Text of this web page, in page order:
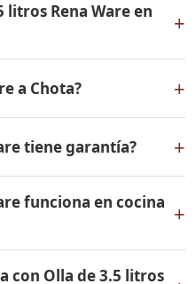
litros Rena Ware en
+
para conocer
disponibles y facilidades
de inicial.
a Chota? +
Perú. El pago es contra
tiene garantía? +
Todos los
en acero
la más alta calidad.
funciona en cocina +
con Olla de 3.5 litros